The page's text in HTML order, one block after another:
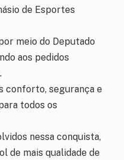
de Esportes
meio do Deputado
aos pedidos
conforto, segurança e
todos os
nessa conquista,
de mais qualidade de